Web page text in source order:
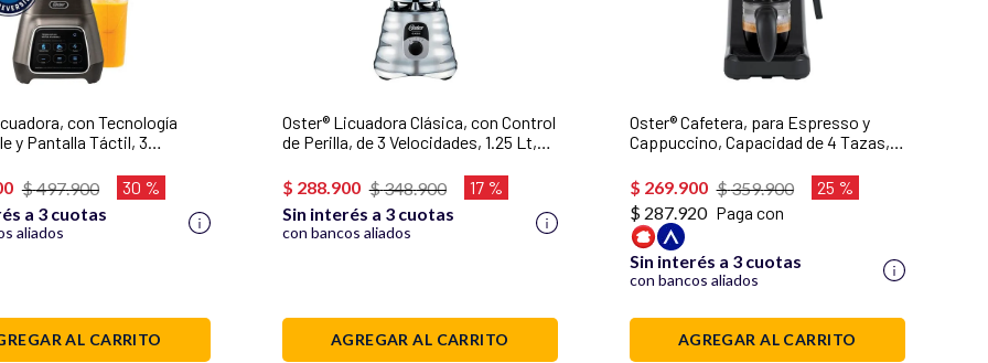
con Tecnología
y Pantalla Táctil, 3
Plateada,
$497.900
30 %
a 3 cuotas
aliados
AL CARRITO
Oster® Licuadora Clásica, con Control
de Perilla, de 3 Velocidades, 1.25 Lt,
$ 288.900 $348.900
17 %
Sin interés a 3 cuotas
con bancos aliados
AGREGAR AL CARRITO
Oster® Cafetera, para Espresso y
Cappuccino, Capacidad de 4 Tazas,
Espumar la Leche, Negro,
BVSTEM3300
$ 269.900 $359.900
25 %
$ 287.920 Paga con
Sin interés a 3 cuotas
con bancos aliados
AGREGAR AL CARRITO